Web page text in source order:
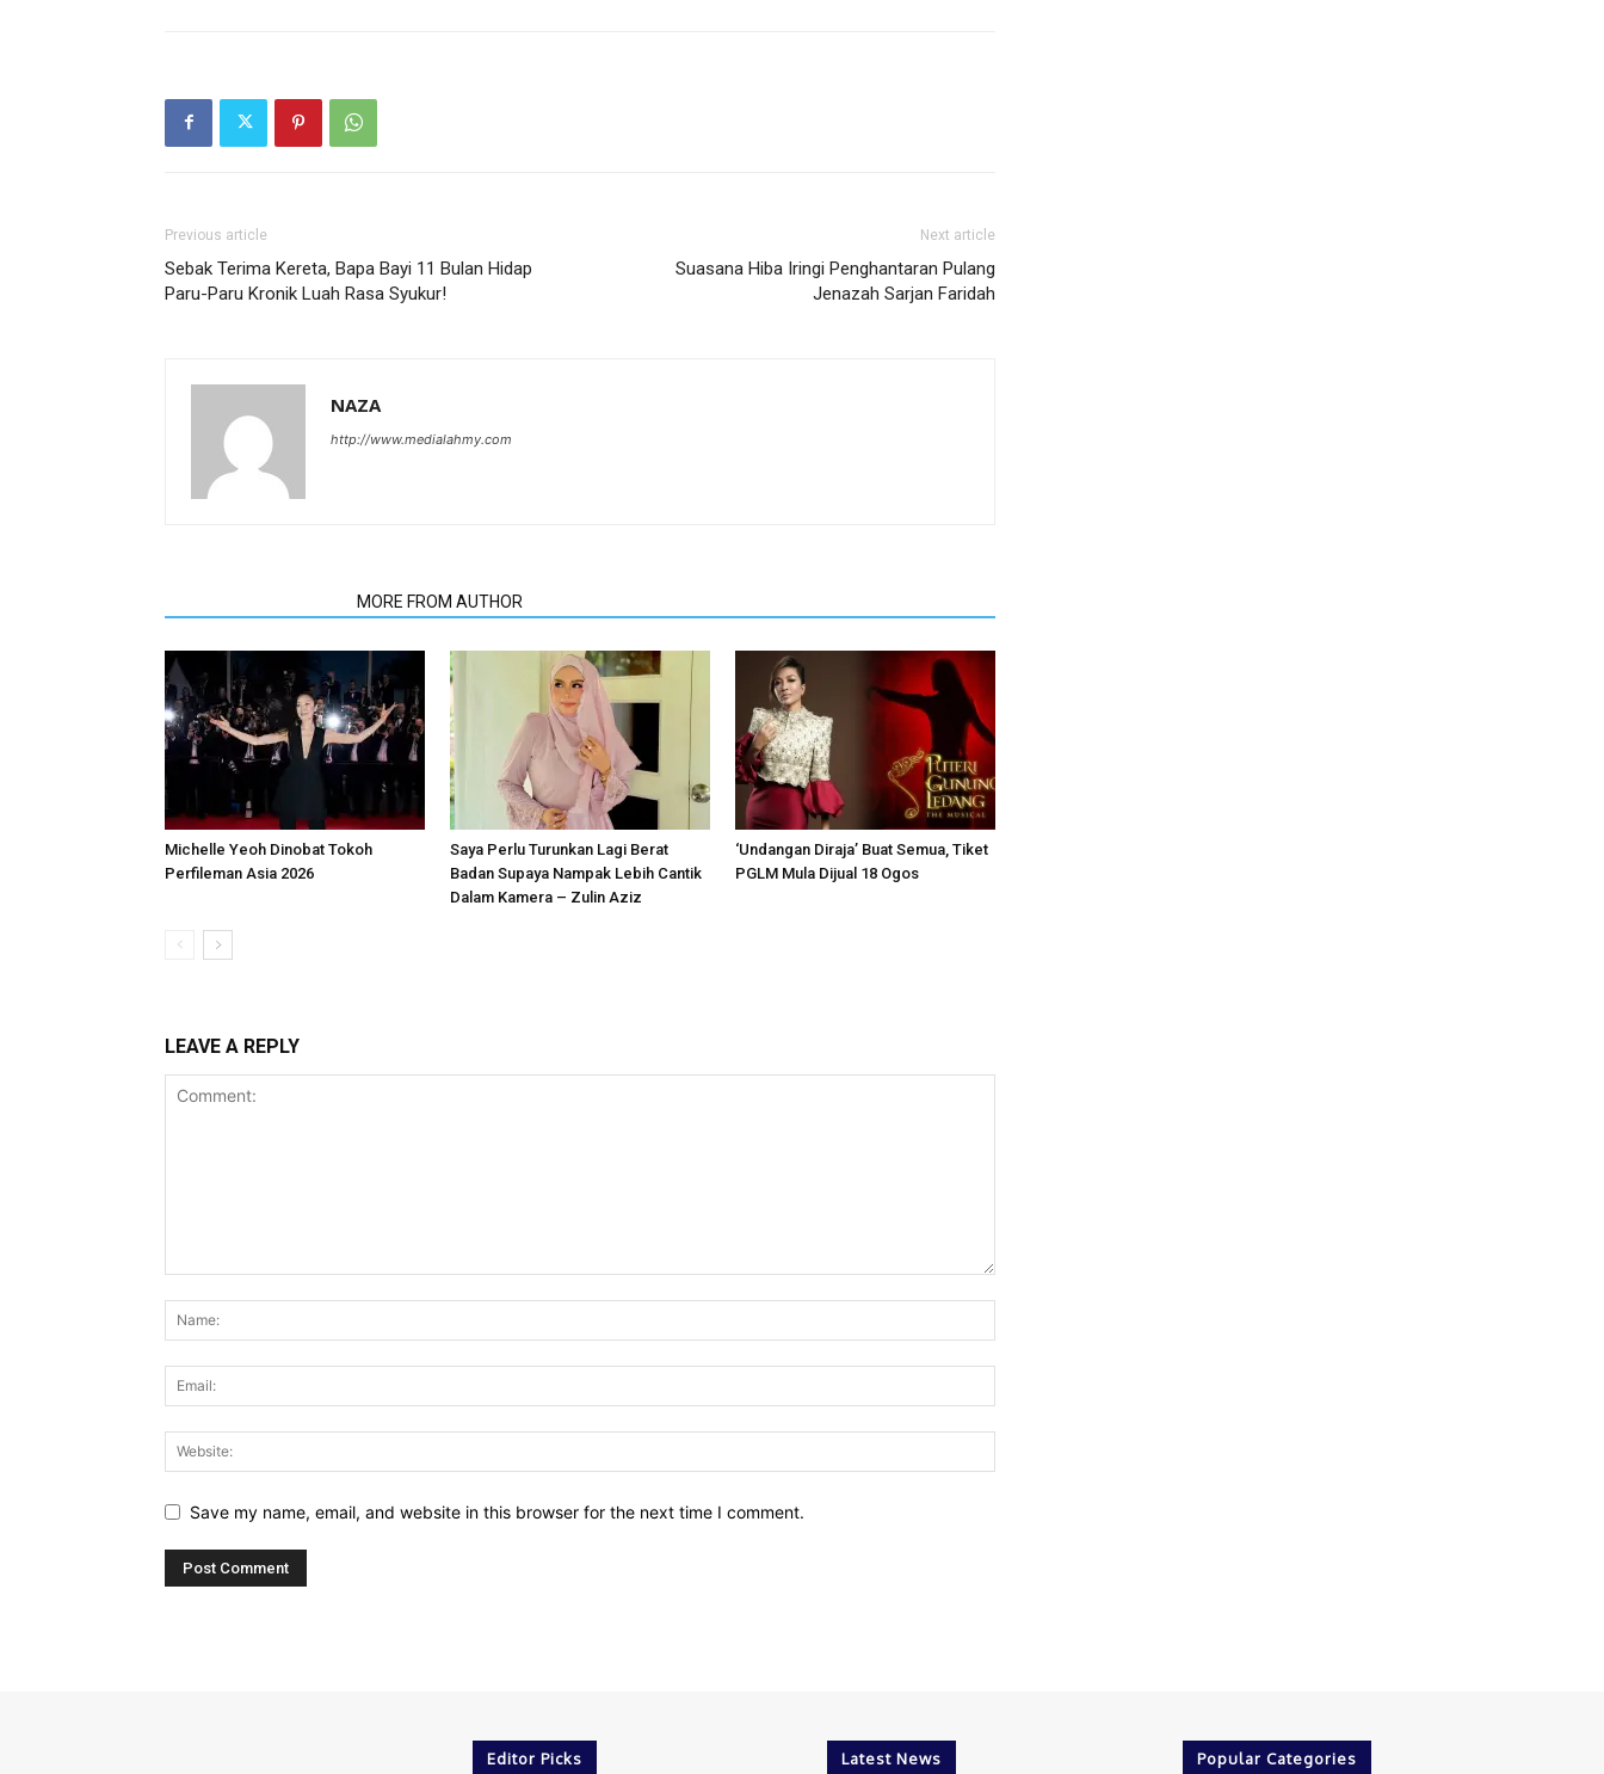
Previous article
Sebak Terima Kereta, Bapa Bayi 11 Bulan Hidap
Paru-Paru Kronik Luah Rasa Syukur!
Next article
Suasana Hiba Iringi Penghantaran Pulang
Jenazah Sarjan Faridah
NAZA
http://www.medialahmy.com
MORE FROM AUTHOR
Michelle Yeoh Dinobat Tokoh
Perfileman Asia 2026
Saya Perlu Turunkan Lagi Berat
Badan Supaya Nampak Lebih Cantik
Dalam Kamera – Zulin Aziz
‘Undangan Diraja’ Buat Semua, Tiket
PGLM Mula Dijual 18 Ogos
LEAVE A REPLY
Save my name, email, and website in this browser for the next time I comment.
Editor Picks Latest News Popular Categories